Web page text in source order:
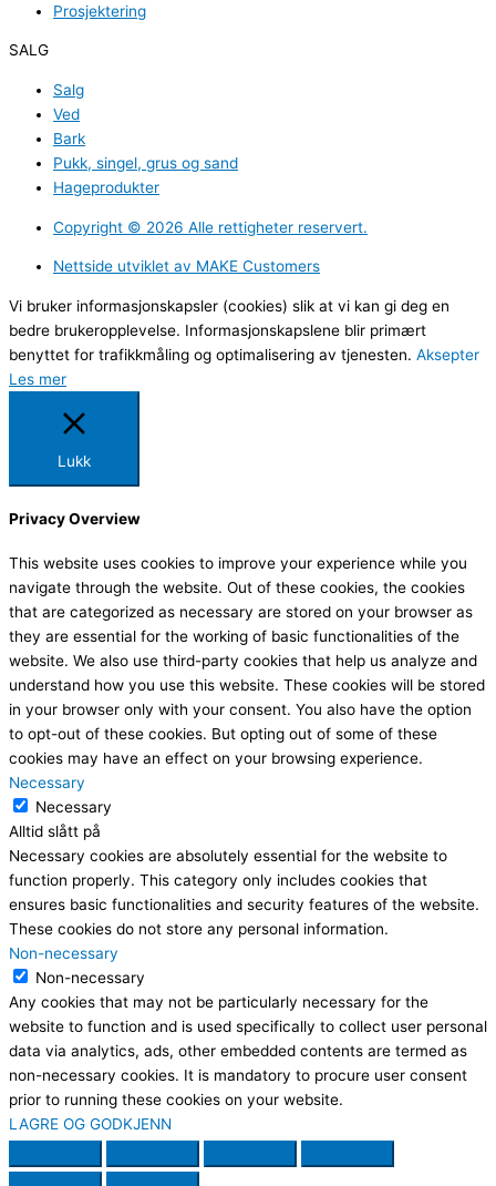
Prosjektering
SALG
Salg
Ved
Bark
Pukk, singel, grus og sand
Hageprodukter
Copyright ©️ 2026 Alle rettigheter reservert.
Nettside utviklet av MAKE Customers
Vi bruker informasjonskapsler (cookies) slik at vi kan gi deg en
bedre brukeropplevelse. Informasjonskapslene blir primært
benyttet for trafikkmåling og optimalisering av tjenesten. Aksepter
Les mer
Lukk
Privacy Overview
This website uses cookies to improve your experience while you
navigate through the website. Out of these cookies, the cookies
that are categorized as necessary are stored on your browser as
they are essential for the working of basic functionalities of the
website. We also use third-party cookies that help us analyze and
understand how you use this website. These cookies will be stored
in your browser only with your consent. You also have the option
to opt-out of these cookies. But opting out of some of these
cookies may have an effect on your browsing experience.
Necessary
Necessary
Alltid slått på
Necessary cookies are absolutely essential for the website to
function properly. This category only includes cookies that
ensures basic functionalities and security features of the website.
These cookies do not store any personal information.
Non-necessary
Non-necessary
Any cookies that may not be particularly necessary for the
website to function and is used specifically to collect user personal
data via analytics, ads, other embedded contents are termed as
non-necessary cookies. It is mandatory to procure user consent
prior to running these cookies on your website.
LAGRE OG GODKJENN